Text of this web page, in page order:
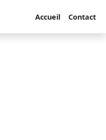
Accueil Contact